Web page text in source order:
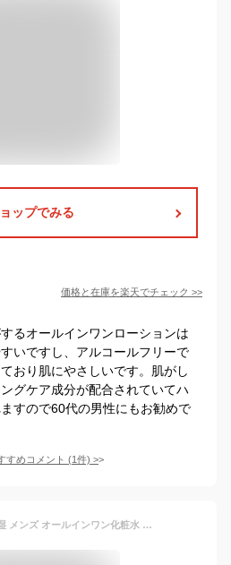
ップでみる
価格と在庫を楽天でチェック >>
るオールインワンローションは
いですし、アルコールフリーで
おり肌にやさしいです。肌がし
グケア成分が配合されていてハ
すので60代の男性にもお勧めで
すめコメント (1件) >
［ 乾燥肌 特化 ］高保湿 メンズ オールインワン化粧水 スキンケア (化粧水 美容液 クリーム 1本3役 ）保湿 冬の 乾燥肌 に 高濃度 母の滴 [ シルバーエッセンス モイスト ] [ プラセンタ × サイタイ ] (100ml)